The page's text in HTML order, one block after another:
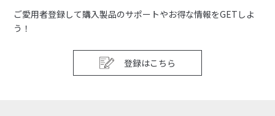
ご愛用者登録して購入製品のサポートやお得な情報をGETしよ
う！
登録はこちら